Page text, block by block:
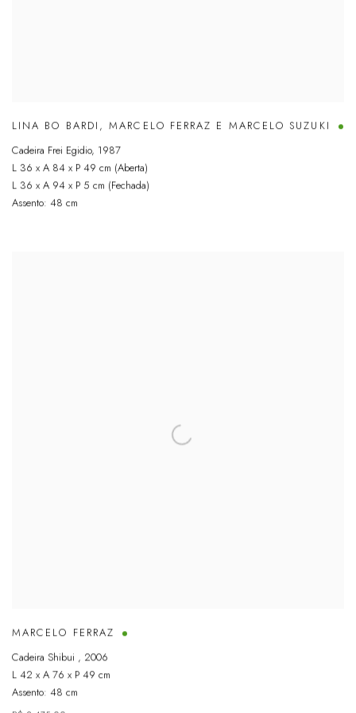
LINA BO BARDI ,MARCELO FERRAZ E MARCELO SUZUKI
Cadeira Frei Egidio, 1987
L 36 x A 84 x P 49 cm (Aberta)
L 36 x A 94 x P 5 cm (Fechada)
Assento: 48 cm
MARCELO FERRAZ
Cadeira Shibui , 2006
L 42 x A 76 x P 49 cm
Assento: 48 cm